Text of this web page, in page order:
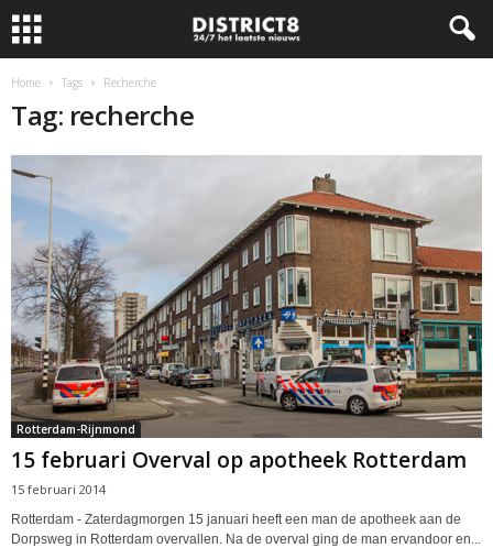
Home Tags Recherche
Tag: recherche
Rotterdam-Rijnmond
15 februari Overval op apotheek Rotterdam
15 februari 2014
Rotterdam - Zaterdagmorgen 15 januari heeft een man de apotheek aan de
Dorpsweg in Rotterdam overvallen. Na de overval ging de man ervandoor en...